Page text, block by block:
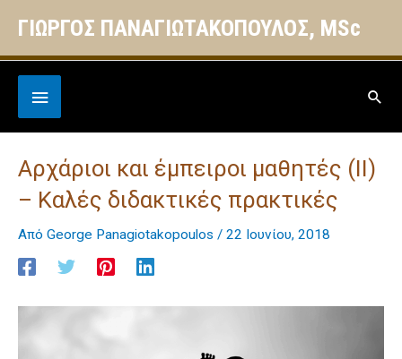
στο
περιεχόμενο
ΓΙΩΡΓΟΣ ΠΑΝΑΓΙΩΤΑΚΟΠΟΥΛΟΣ, MSc
Below
Header
Αρχάριοι και έμπειροι μαθητές (ΙΙ)
– Καλές διδακτικές πρακτικές
Από George Panagiotakopoulos / 22 Ιουνίου, 2018